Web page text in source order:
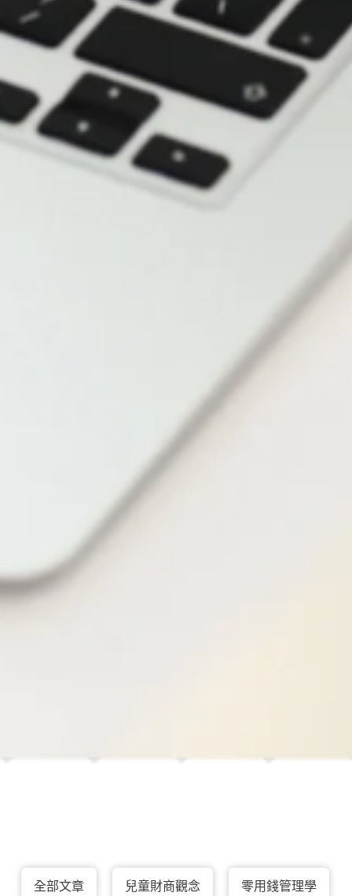
全部文章 兒童財商觀念 零用錢管理學